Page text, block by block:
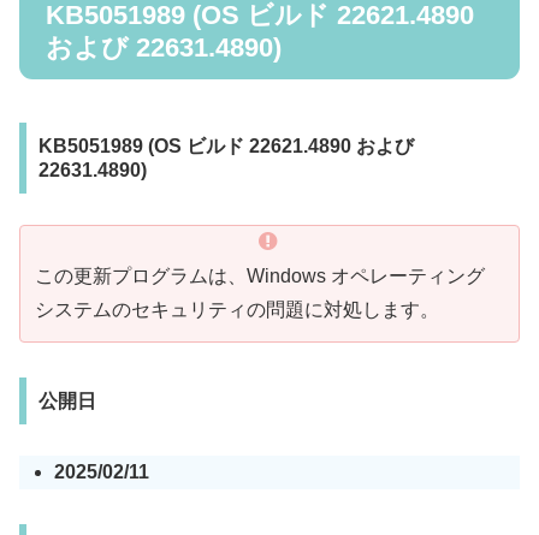
KB5051989 (OS ビルド 22621.4890
および 22631.4890)
KB5051989 (OS ビルド 22621.4890 および
22631.4890)
この更新プログラムは、Windows オペレーティング
システムのセキュリティの問題に対処します。
公開日
2025/02/11